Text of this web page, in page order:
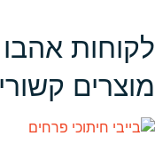
לקוחות
מוצרים